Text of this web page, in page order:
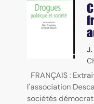
J.
FRANÇAIS :
l'association
sociétés